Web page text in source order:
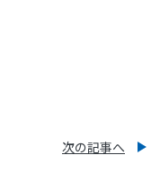
次の記事へ